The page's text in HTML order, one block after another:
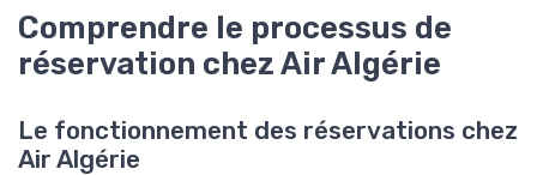
Comprendre le processus de
réservation chez Air Algérie
Le fonctionnement des réservations chez
Air Algérie